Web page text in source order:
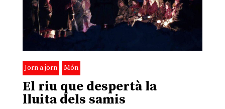
Jorn a jorn Món
El riu que despertà la
lluita dels samis